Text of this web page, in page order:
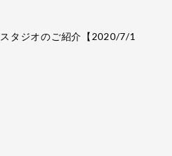
タジオのご紹介【2020/7/1